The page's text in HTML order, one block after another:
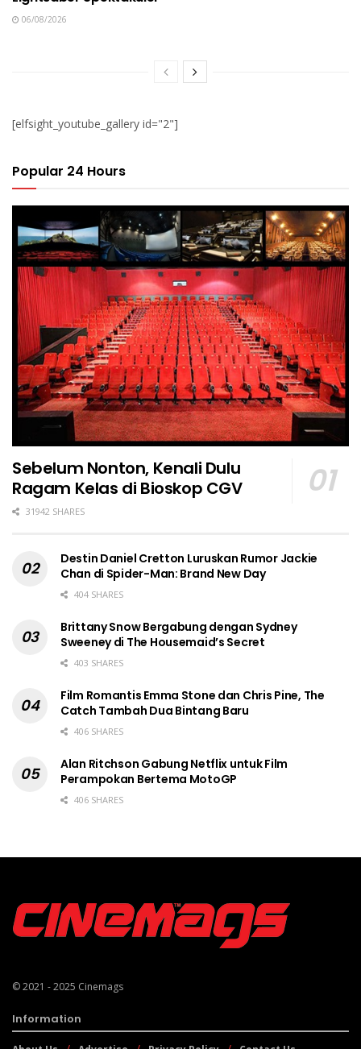
06/08/2026
[elfsight_youtube_gallery id="2"]
Popular 24 Hours
Sebelum Nonton, Kenali Dulu
Ragam Kelas di Bioskop CGV
31942 SHARES
Destin Daniel Cretton Luruskan Rumor Jackie
Chan di Spider-Man: Brand New Day
404 SHARES
Brittany Snow Bergabung dengan Sydney
Sweeney di The Housemaid’s Secret
403 SHARES
Film Romantis Emma Stone dan Chris Pine, The
Catch Tambah Dua Bintang Baru
406 SHARES
Alan Ritchson Gabung Netflix untuk Film
Perampokan Bertema MotoGP
406 SHARES
© 2021 - 2025 Cinemags
Information